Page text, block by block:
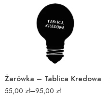
Żarówka – Tablica Kredowa
55,00 zł–95,00 zł
40x25cm
60x37cm